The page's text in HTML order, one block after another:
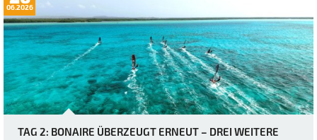
06.2026
TAG 2: BONAIRE ÜBERZEUGT ERNEUT – DREI WEITERE